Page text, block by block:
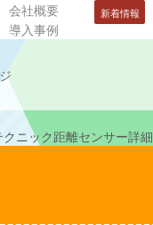
会社概要
導入事例
新着情報
ニック距離センサー詳細